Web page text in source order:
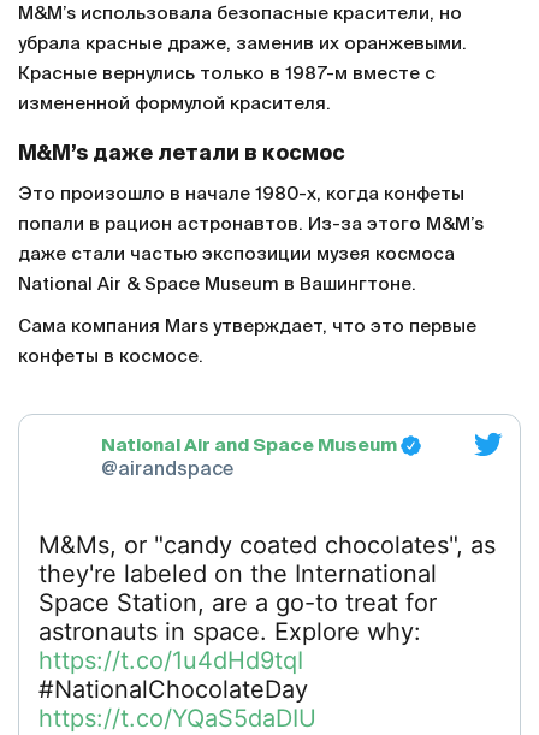
M&M’s использовала безопасные красители, но
убрала красные драже, заменив их оранжевыми.
Красные вернулись только в 1987-м вместе с
измененной формулой красителя.
M&M’s даже летали в космос
Это произошло в начале 1980-х, когда конфеты
попали в рацион астронавтов. Из-за этого M&M’s
даже стали частью экспозиции музея космоса
National Air & Space Museum в Вашингтоне.
Сама компания Mars утверждает, что это первые
конфеты в космосе.
National Air and Space Museum
@airandspace
M&Ms, or "candy coated chocolates", as
they're labeled on the International
Space Station, are a go-to treat for
astronauts in space. Explore why:
https://t.co/1u4dHd9tqI
#NationalChocolateDay
https://t.co/YQaS5daDIU